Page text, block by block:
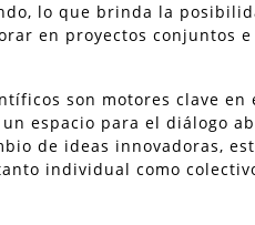
lo que brinda la
en proyectos conjuntos
son motores clave
espacio para el diálogo
de ideas innovadoras,
individual como